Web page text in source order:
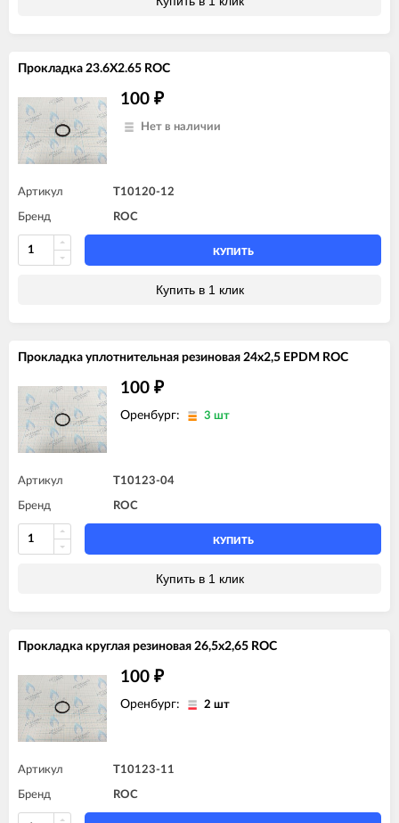
Прокладка 23.6X2.65 ROC
100 ₽
Нет в наличии
Артикул T10120-12
Бренд ROC
КУПИТЬ
Купить в 1 клик
Прокладка уплотнительная резиновая 24x2,5 EPDM ROC
100 ₽
Оренбург: 3 шт
Артикул T10123-04
Бренд ROC
КУПИТЬ
Купить в 1 клик
Прокладка круглая резиновая 26,5x2,65 ROC
100 ₽
Оренбург: 2 шт
Артикул T10123-11
Бренд ROC